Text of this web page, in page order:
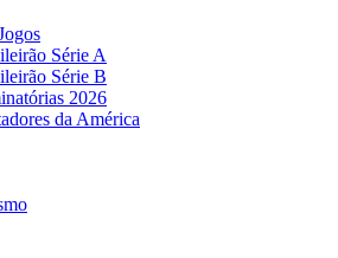
Série A
Série B
2026
da América